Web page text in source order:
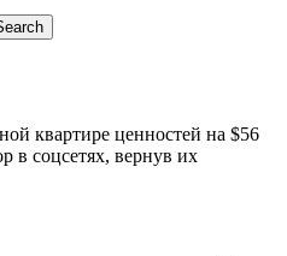
квартире ценностей на $56
в соцсетях, вернув их